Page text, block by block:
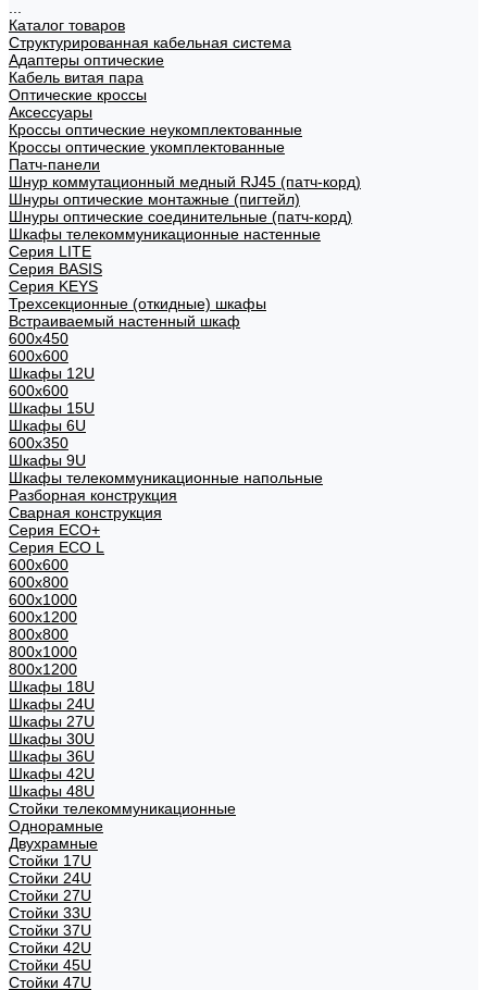
Каталог товаров
Структурированная кабельная система
Адаптеры оптические
Кабель витая пара
Оптические кроссы
Аксессуары
Кроссы оптические неукомплектованные
Кроссы оптические укомплектованные
Патч-панели
Шнур коммутационный медный RJ45 (патч-корд)
Шнуры оптические монтажные (пигтейл)
Шнуры оптические соединительные (патч-корд)
Шкафы телекоммуникационные настенные
Cерия LITE
Cерия BASIS
Cерия KEYS
Трехсекционные (откидные) шкафы
Встраиваемый настенный шкаф
600x450
600x600
Шкафы 12U
600x600
Шкафы 15U
Шкафы 6U
600x350
Шкафы 9U
Шкафы телекоммуникационные напольные
Разборная конструкция
Сварная конструкция
Серия ECO+
Серия ECO L
600x600
600x800
600х1000
600х1200
800x800
800х1000
800х1200
Шкафы 18U
Шкафы 24U
Шкафы 27U
Шкафы 30U
Шкафы 36U
Шкафы 42U
Шкафы 48U
Стойки телекоммуникационные
Однорамные
Двухрамные
Стойки 17U
Стойки 24U
Стойки 27U
Стойки 33U
Стойки 37U
Стойки 42U
Стойки 45U
Стойки 47U